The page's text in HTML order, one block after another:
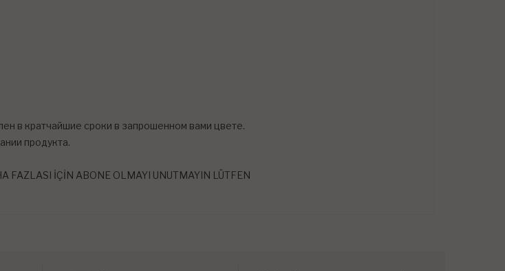
в кратчайшие сроки в запрошенном вами цвете.
продукта.
FAZLASI İÇİN ABONE OLMAYI UNUTMAYIN LÜTFEN